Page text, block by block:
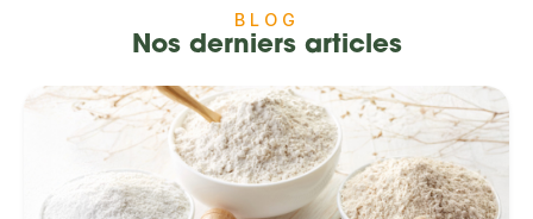
BLOG
Nos derniers articles